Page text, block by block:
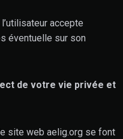
accepte
éventuelle sur son
de votre vie privée et
site web aelig.org se font